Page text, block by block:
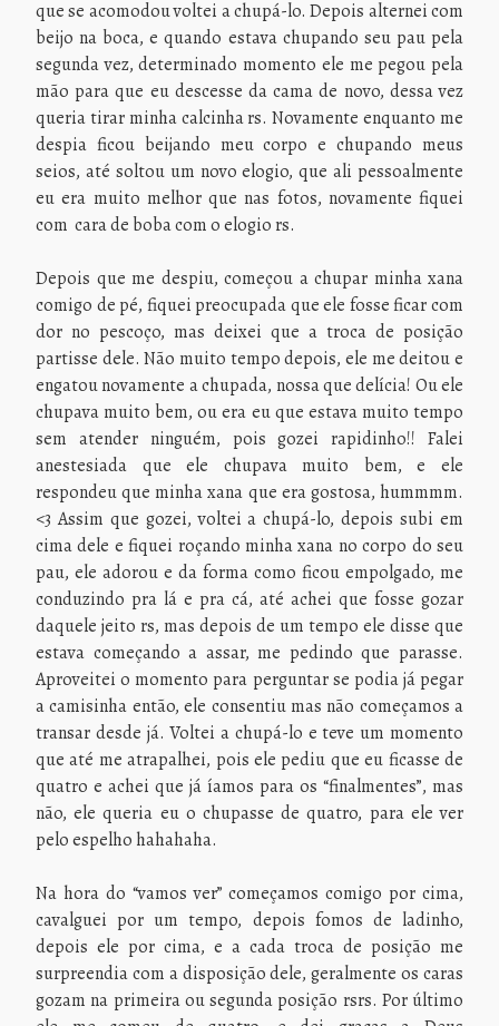
que se acomodou voltei a chupá-lo. Depois alternei com
beijo na boca, e quando estava chupando seu pau pela
segunda vez, determinado momento ele me pegou pela
mão para que eu descesse da cama de novo, dessa vez
queria tirar minha calcinha rs. Novamente enquanto me
despia ficou beijando meu corpo e chupando meus
seios, até soltou um novo elogio, que ali pessoalmente
eu era muito melhor que nas fotos, novamente fiquei
com cara de boba com o elogio rs.
Depois que me despiu, começou a chupar minha xana
comigo de pé, fiquei preocupada que ele fosse ficar com
dor no pescoço, mas deixei que a troca de posição
partisse dele. Não muito tempo depois, ele me deitou e
engatou novamente a chupada, nossa que delícia! Ou ele
chupava muito bem, ou era eu que estava muito tempo
sem atender ninguém, pois gozei rapidinho!! Falei
anestesiada que ele chupava muito bem, e ele
respondeu que minha xana que era gostosa, hummmm.
<3 Assim que gozei, voltei a chupá-lo, depois subi em
cima dele e fiquei roçando minha xana no corpo do seu
pau, ele adorou e da forma como ficou empolgado, me
conduzindo pra lá e pra cá, até achei que fosse gozar
daquele jeito rs, mas depois de um tempo ele disse que
estava começando a assar, me pedindo que parasse.
Aproveitei o momento para perguntar se podia já pegar
a camisinha então, ele consentiu mas não começamos a
transar desde já. Voltei a chupá-lo e teve um momento
que até me atrapalhei, pois ele pediu que eu ficasse de
quatro e achei que já íamos para os “finalmentes”, mas
não, ele queria eu o chupasse de quatro, para ele ver
pelo espelho hahahaha.
Na hora do “vamos ver” começamos comigo por cima,
cavalguei por um tempo, depois fomos de ladinho,
depois ele por cima, e a cada troca de posição me
surpreendia com a disposição dele, geralmente os caras
gozam na primeira ou segunda posição rsrs. Por último